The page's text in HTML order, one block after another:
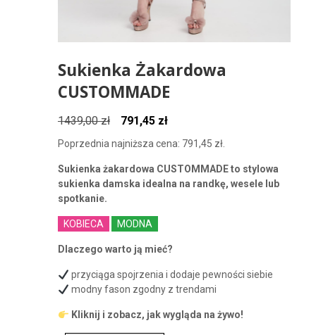
Sukienka Żakardowa
CUSTOMMADE
1439,00zł
Pierwotna
cena
1439,00 zł.
791,45 złAktualna
cena
791,45 zł.
Poprzednia najniższa cena: 791,45 zł.
Sukienka żakardowa CUSTOMMADE to stylowa
sukienka damska idealna na randkę, wesele lub
spotkanie.
KOBIECA MODNA
Dlaczego warto ją mieć?
przyciąga spojrzenia i dodaje pewności siebie
modny fason zgodny z trendami
Kliknij i zobacz, jak wygląda na żywo!